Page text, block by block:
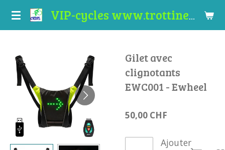
Passer
VIP-cycles www.trottinettes-valais.ch
Gilet avec
clignotants
EWC001 - Ewheel
50,00 CHF
Ajouter